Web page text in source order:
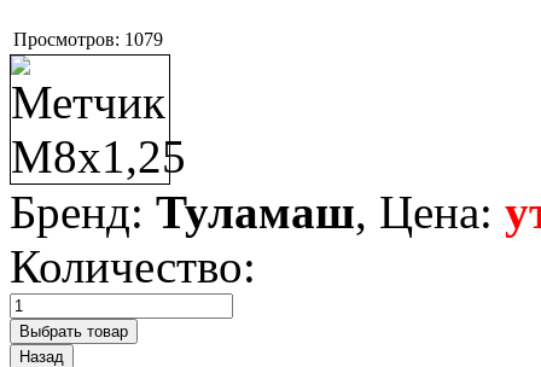
Просмотров: 1079
Бренд: Туламаш, Цена:
Количество: